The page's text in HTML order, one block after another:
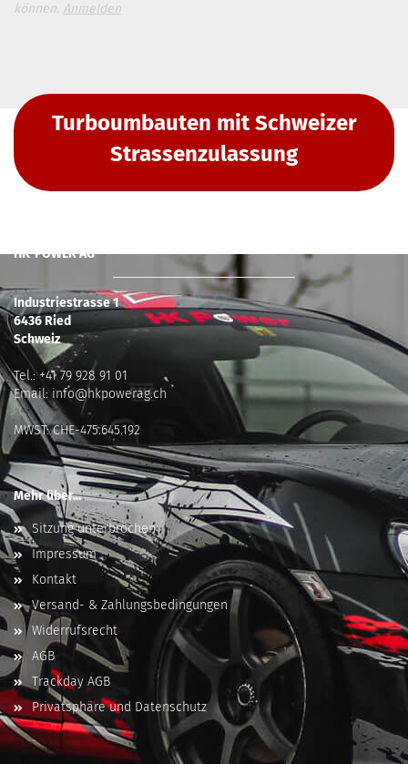
können. Anmelden
Turboumbauten mit Schweizer
Strassenzulassung
HK-POWER AG
Industriestrasse 1
6436 Ried
Schweiz
Tel.:+41 79 928 91 01
Email:info@hkpowerag.ch
MWST: CHE-475.645.192
Mehr über...
Sitzung unterbrochen
Impressum
Kontakt
Versand- & Zahlungsbedingungen
Widerrufsrecht
AGB
Trackday AGB
Privatsphäre und Datenschutz